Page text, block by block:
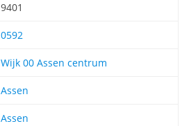
9401
0592
Wijk 00 Assen centrum
Assen
Assen